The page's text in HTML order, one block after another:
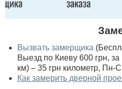
Вызвать замерщика
Выезд по Киеву 600 грн,
км) – 35 грн километр, Пн-
Как замерить дверной